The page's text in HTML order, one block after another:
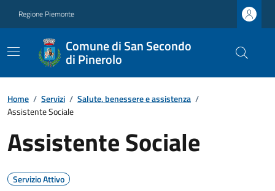
Regione Piemonte
Comune di San Secondo
di Pinerolo
Home / Servizi / Salute, benessere e assistenza /
Assistente Sociale
Assistente Sociale
Servizio Attivo